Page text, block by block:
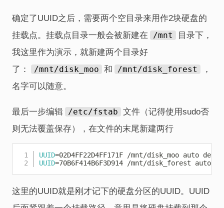
确定了UUID之后，需要两个空目录来用作2块硬盘的
挂载点。挂载点目录一般会被新建在
/mnt
目录下，
我这里作为演示，就新建两个目录好
了：
/mnt/disk_moo 和 /mnt/disk_forest
，
名字可以随意。
最后一步编辑 /etc/fstab 文件（记得使用sudo否
则无法覆盖保存），在文件的末尾新建两行
UUID=02D4FF22D4FF171F /mnt/disk_moo auto
UUID=70B6F414B6F3D914 /mnt/disk_forest
Copy
这里的UUID就是刚才记下的硬盘分区的UUID。UUID